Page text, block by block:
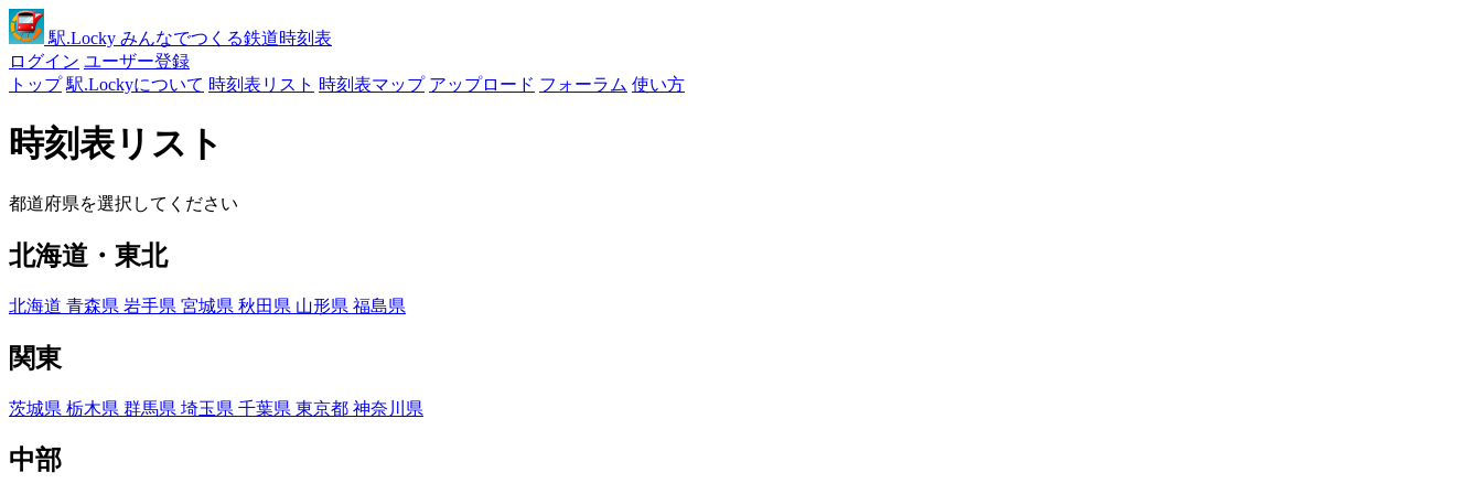
駅.Locky みんなでつくる鉄道時刻表
ログイン ユーザー登録
トップ 駅.Lockyについて 時刻表リスト 時刻表マップ アップロード フォーラム 使い方
時刻表リスト
都道府県を選択してください
北海道・東北
北海道 青森県 岩手県 宮城県 秋田県 山形県 福島県
関東
茨城県 栃木県 群馬県 埼玉県 千葉県 東京都 神奈川県
中部